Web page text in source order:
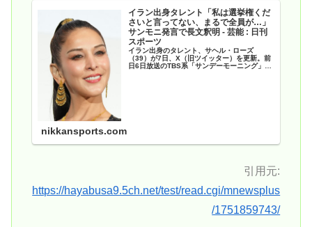
イラン出身タレント「私は選挙権くだ
さいと言ってない、まるで全員が…」
サンモニ発言で長文釈明 - 芸能 : 日刊
スポーツ
イラン出身のタレント、サヘル・ローズ
（39）が7日、X（旧ツイッター）を更新。前
日6日放送のTBS系「サンデーモーニング」
nikkansports.com
引用元:
https://hayabusa9.5ch.net/test/read.cgi/mnewsplus
/1751859743/